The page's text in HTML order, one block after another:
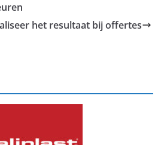
het resultaat bij offertes